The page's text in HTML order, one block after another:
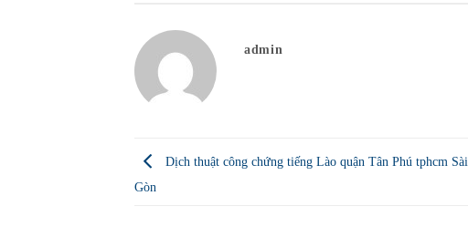
admin
Dịch thuật công chứng tiếng Lào quận Tân Phú tphcm Sài
Gòn